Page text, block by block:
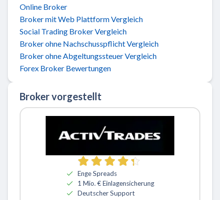
Online Broker
Broker mit Web Plattform Vergleich
Social Trading Broker Vergleich
Broker ohne Nachschusspflicht Vergleich
Broker ohne Abgeltungssteuer Vergleich
Forex Broker Bewertungen
Broker vorgestellt
Zu ActivTrades
Enge Spreads
1 Mio. € Einlagensicherung
Deutscher Support